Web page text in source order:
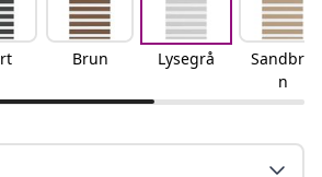
Brun Lysegrå
Sandbru
n